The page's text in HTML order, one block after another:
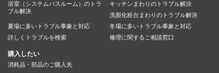
浴室（システムバスルーム）のトラ
ブル解決
キッチンまわりのトラブル解決
洗面化粧台まわりのトラブル解決
夏場に多いトラブル事象と対応
冬場に多いトラブル事象と対応
詳しくトラブルを検索
修理に関するご相談窓口
購入したい
消耗品・部品のご購入先